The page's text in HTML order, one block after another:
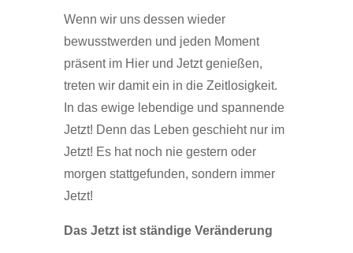
Wenn wir uns dessen wieder
bewusstwerden und jeden Moment
präsent im Hier und Jetzt genießen,
treten wir damit ein in die Zeitlosigkeit.
In das ewige lebendige und spannende
Jetzt! Denn das Leben geschieht nur im
Jetzt! Es hat noch nie gestern oder
morgen stattgefunden, sondern immer
Jetzt!
Das Jetzt ist ständige Veränderung